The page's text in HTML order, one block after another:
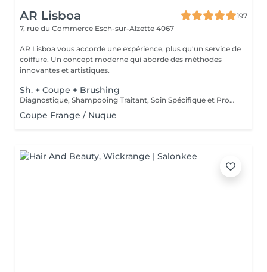
AR Lisboa
197
7, rue du Commerce Esch-sur-Alzette 4067
AR Lisboa vous accorde une expérience, plus qu'un service de
coiffure. Un concept moderne qui aborde des méthodes
innovantes et artistiques.
Sh. + Coupe + Brushing
Diagnostique, Shampooing Traitant, Soin Spécifique et Produits Coiffants inclus
Coupe Frange / Nuque